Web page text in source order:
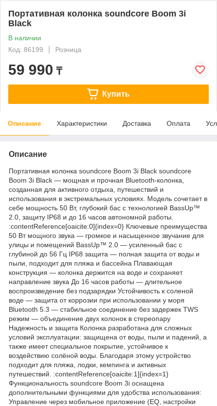
Портативная колонка soundcore Boom 3i
Black
В наличии
Код: 86199
Розница
59 990 ₸
Купить
Описание Характеристики Доставка Оплата
Описание
Портативная колонка soundcore Boom 3i Black soundcore
Boom 3i Black — мощная и прочная Bluetooth-колонка,
созданная для активного отдыха, путешествий и
использования в экстремальных условиях. Модель сочетает в
себе мощность 50 Вт, глубокий бас с технологией BassUp™
2.0, защиту IP68 и до 16 часов автономной работы.
:contentReference[oaicite:0]{index=0} Ключевые преимущества
50 Вт мощного звука — громкое и насыщенное звучание для
улицы и помещений BassUp™ 2.0 — усиленный бас с
глубиной до 56 Гц IP68 защита — полная защита от воды и
пыли, подходит для пляжа и бассейна Плавающая
конструкция — колонка держится на воде и сохраняет
направление звука До 16 часов работы — длительное
воспроизведение без подзарядки Устойчивость к соленой
воде — защита от коррозии при использовании у моря
Bluetooth 5.3 — стабильное соединение без задержек TWS
режим — объединение двух колонок в стереопару
Надежность и защита Колонка разработана для сложных
условий эксплуатации: защищена от воды, пыли и падений, а
также имеет специальное покрытие, устойчивое к
воздействию солёной воды. Благодаря этому устройство
подходит для пляжа, лодки, кемпинга и активных
путешествий. :contentReference[oaicite:1]{index=1}
Функциональность soundcore Boom 3i оснащена
дополнительными функциями для удобства использования:
Управление через мобильное приложение (EQ, настройки